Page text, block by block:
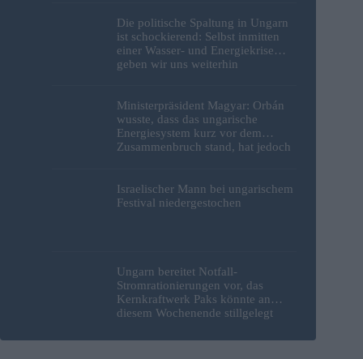
Die politische Spaltung in Ungarn
ist schockierend: Selbst inmitten
einer Wasser- und Energiekrise
geben wir uns weiterhin
Ministerpräsident Magyar: Orbán
wusste, dass das ungarische
Energiesystem kurz vor dem
Zusammenbruch stand, hat jedoch
Israelischer Mann bei ungarischem
Festival niedergestochen
Ungarn bereitet Notfall-
Stromrationierungen vor, das
Kernkraftwerk Paks könnte an
diesem Wochenende stillgelegt